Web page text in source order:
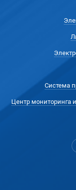
Система
Центр мониторинга